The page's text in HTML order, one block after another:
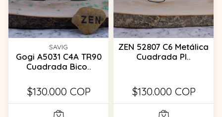
SAVIG
Gogi A5031 C4A TR90
Cuadrada Bico..
$130.000 COP
ZEN 52807 C6 Metálica
Cuadrada Pl..
$130.000 COP